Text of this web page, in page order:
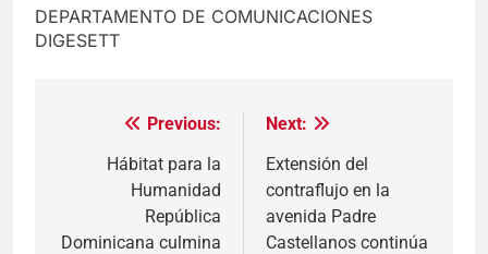
DEPARTAMENTO DE COMUNICACIONES
DIGESETT
Navegación
entradas
Previous:
Hábitat para la
Humanidad
República
Dominicana culmina
Next:
Extensión del
contraflujo en la
avenida Padre
Castellanos continúa